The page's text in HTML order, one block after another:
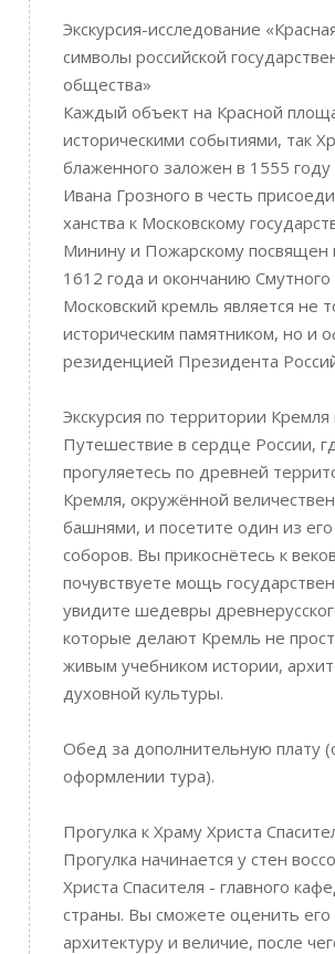
Экскурсия-исследование
символы российской
общества»
Каждый объект на Красной
историческими событиями, так
блаженного заложен в 1555
Ивана Грозного в честь
ханства к Московскому
Минину и Пожарскому посвящен
1612 года и окончанию
Московский кремль является не
историческим памятником, но и
резиденцией Президента
Экскурсия по территории
Путешествие в сердце России,
прогуляетесь по древней
Кремля, окружённой
башнями, и посетите один из
соборов. Вы прикоснётесь к
почувствуете мощь
увидите шедевры
которые делают Кремль не
живым учебником истории,
духовной культуры.
Обед за дополнительную плату
оформлении тура).
Прогулка к Храму Христа
Прогулка начинается у стен
Христа Спасителя - главного
страны. Вы сможете оценить
архитектуру и величие, после